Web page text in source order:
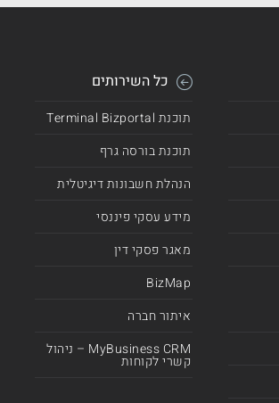
כל השירותים
תוכנת Terminal Bizportal
תוכנת בורסה גרף
הנהלת חשבונות דיגיטלית
מידע עסקי פיננסי
מאגר פסקי דין
BizMap
איתור חברה
MyBusiness CRM – ניהול
קשרי לקוחות